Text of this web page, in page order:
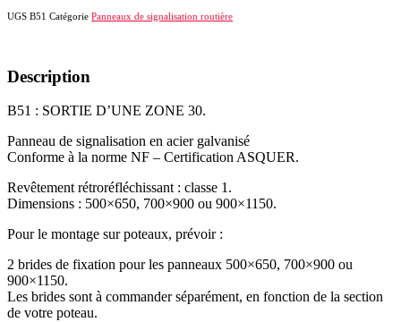
UGS B51 Catégorie Panneaux de signalisation routière
Description
B51 : SORTIE D’UNE ZONE 30.
Panneau de signalisation en acier galvanisé
Conforme à la norme NF – Certification ASQUER.
Revêtement rétroréfléchissant : classe 1.
Dimensions : 500×650, 700×900 ou 900×1150.
Pour le montage sur poteaux, prévoir :
2 brides de fixation pour les panneaux 500×650, 700×900 ou
900×1150.
Les brides sont à commander séparément, en fonction de la section
de votre poteau.